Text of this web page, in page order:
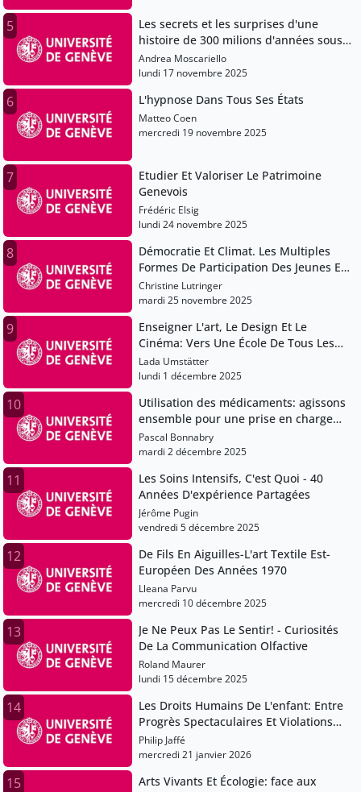
5
Les secrets et les surprises d'une
histoire de 300 milions d'années sous
nos pieds
Andrea Moscariello
lundi 17 novembre 2025
6 L'hypnose Dans Tous Ses États
Matteo Coen
mercredi 19 novembre 2025
7
Etudier Et Valoriser Le Patrimoine
Genevois
Frédéric Elsig
lundi 24 novembre 2025
8
Démocratie Et Climat. Les Multiples
Formes De Participation Des Jeunes En
Europe
Christine Lutringer
mardi 25 novembre 2025
9
Enseigner L'art, Le Design Et Le
Cinéma: Vers Une École De Tous Les
Possibles
Lada Umstätter
lundi 1 décembre 2025
10
Utilisation des médicaments: agissons
ensemble pour une prise en charge
sûre et efficace
Pascal Bonnabry
mardi 2 décembre 2025
11
Les Soins Intensifs, C'est Quoi - 40
Années D'expérience Partagées
Jérôme Pugin
vendredi 5 décembre 2025
12
De Fils En Aiguilles-L'art Textile Est-
Européen Des Années 1970
Lleana Parvu
mercredi 10 décembre 2025
13
Je Ne Peux Pas Le Sentir! - Curiosités
De La Communication Olfactive
Roland Maurer
lundi 15 décembre 2025
14
Les Droits Humains De L'enfant: Entre
Progrès Spectaculaires Et Violations
Graves Et Systématiques
Philip Jaffé
mercredi 21 janvier 2026
15
Arts Vivants Et Écologie: face aux